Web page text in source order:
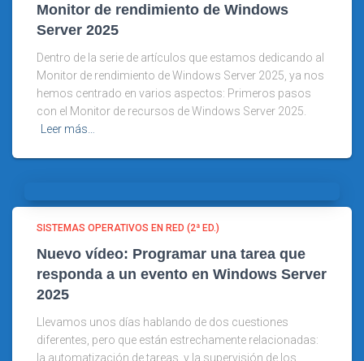
Monitor de rendimiento de Windows
Server 2025
Dentro de la serie de artículos que estamos dedicando al
Monitor de rendimiento de Windows Server 2025, ya nos
hemos centrado en varios aspectos: Primeros pasos
con el Monitor de recursos de Windows Server 2025.
Leer más…
SISTEMAS OPERATIVOS EN RED (2ª ED.)
Nuevo vídeo: Programar una tarea que
responda a un evento en Windows Server
2025
Llevamos unos días hablando de dos cuestiones
diferentes, pero que están estrechamente relacionadas:
la automatización de tareas, y la supervisión de los